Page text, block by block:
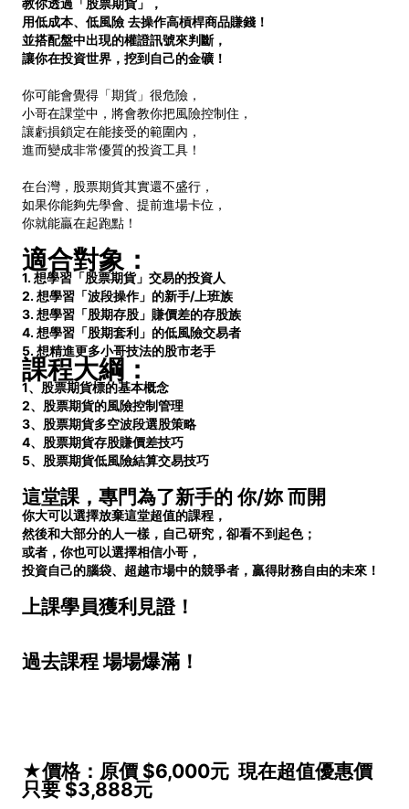
用低成本、低風險 去操作高槓桿商品賺錢！
並搭配盤中出現的權證訊號來判斷，
讓你在投資世界，挖到自己的金礦！
你可能會覺得「期貨」很危險，
小哥在課堂中，將會教你把風險控制住，
讓虧損鎖定在能接受的範圍內，
進而變成非常優質的投資工具！
在台灣，股票期貨其實還不盛行，
如果你能夠先學會、提前進場卡位，
你就能贏在起跑點！
適合對象：
1. 想學習「股票期貨」交易的投資人
2.想學習「波段操作」的新手/上班族
3.想學習「股期存股」賺價差的存股族
4.想學習「股期套利」的低風險交易者
5.想精進更多小哥技法的股市老手
課程大綱：
1、股票期貨標的基本概念
2、股票期貨的風險控制管理
3、股票期貨多空波段選股策略
4、股票期貨存股賺價差技巧
5、股票期貨低風險結算交易技巧
這堂課，專門為了新手的 你/妳 而開
你大可以選擇放棄這堂超值的課程，
然後和大部分的人一樣，自己研究，卻看不到起色；
或者，你也可以選擇相信小哥，
投資自己的腦袋、超越市場中的競爭者，贏得財務自由的未來！
上課學員獲利見證！
過去課程 場場爆滿！
★價格：原價 $6,000元 現在超值優惠價
只要 $3,888元